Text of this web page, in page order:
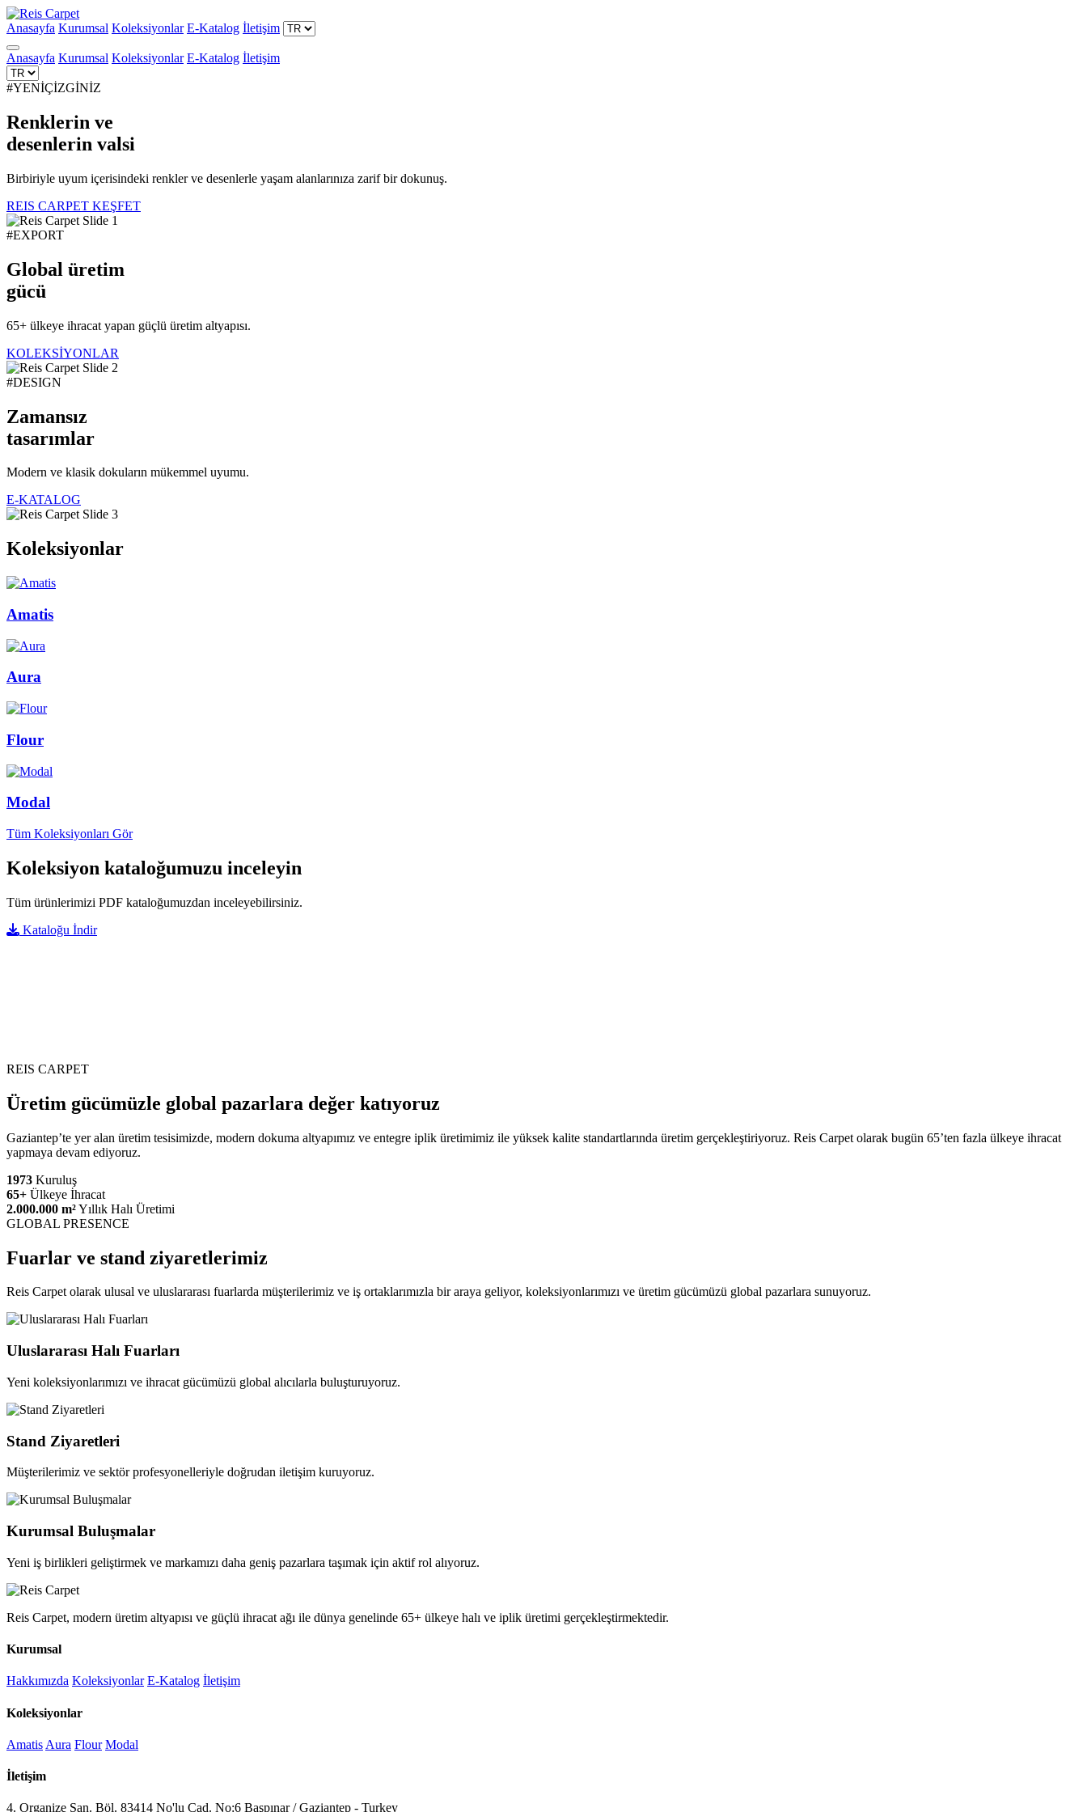
Anasayfa Kurumsal Koleksiyonlar E-Katalog İletişim
Anasayfa Kurumsal Koleksiyonlar E-Katalog İletişim
#YENİÇİZGİNİZ
Renklerin ve
desenlerin valsi
Birbiriyle uyum içerisindeki renkler ve desenlerle yaşam alanlarınıza zarif bir dokunuş.
REIS CARPET KEŞFET
#EXPORT
Global üretim
gücü
65+ ülkeye ihracat yapan güçlü üretim altyapısı.
KOLEKSİYONLAR
#DESIGN
Zamansız
tasarımlar
Modern ve klasik dokuların mükemmel uyumu.
E-KATALOG
Koleksiyonlar
Amatis
Aura
Flour
Modal
Tüm Koleksiyonları Gör
Koleksiyon kataloğumuzu inceleyin
Tüm ürünlerimizi PDF kataloğumuzdan inceleyebilirsiniz.
Kataloğu İndir
REIS CARPET
Üretim gücümüzle global pazarlara değer katıyoruz
Gaziantep’te yer alan üretim tesisimizde, modern dokuma altyapımız ve entegre iplik üretimimiz ile yüksek kalite standartlarında üretim gerçekleştiriyoruz. Reis Carpet olarak bugün 65’ten fazla ülkeye ihracat
yapmaya devam ediyoruz.
1973 Kuruluş
65+ Ülkeye İhracat
2.000.000 m²Yıllık Halı Üretimi
GLOBAL PRESENCE
Fuarlar ve stand ziyaretlerimiz
Reis Carpet olarak ulusal ve uluslararası fuarlarda müşterilerimiz ve iş ortaklarımızla bir araya geliyor, koleksiyonlarımızı ve üretim gücümüzü global pazarlara sunuyoruz.
Uluslararası Halı Fuarları
Yeni koleksiyonlarımızı ve ihracat gücümüzü global alıcılarla buluşturuyoruz.
Stand Ziyaretleri
Müşterilerimiz ve sektör profesyonelleriyle doğrudan iletişim kuruyoruz.
Kurumsal Buluşmalar
Yeni iş birlikleri geliştirmek ve markamızı daha geniş pazarlara taşımak için aktif rol alıyoruz.
Reis Carpet, modern üretim altyapısı ve güçlü ihracat ağı ile dünya genelinde 65+ ülkeye halı ve iplik üretimi gerçekleştirmektedir.
Kurumsal
Hakkımızda Koleksiyonlar E-Katalog İletişim
Koleksiyonlar
Amatis Aura Flour Modal
İletişim
4. Organize San. Böl. 83414 No'lu Cad. No:6 Başpınar / Gaziantep - Turkey